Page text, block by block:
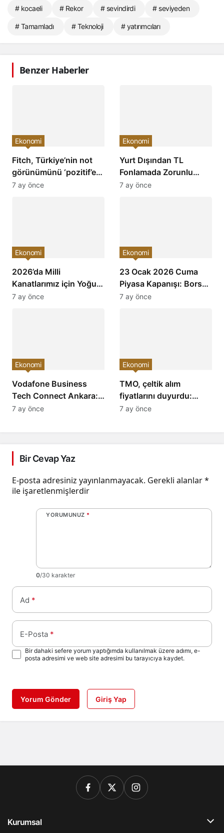
# kocaeli # Rekor # sevindirdi # seviyeden
# Tamamladı # Teknoloji # yatırımcıları
Benzer Haberler
Fitch, Türkiye’nin not
görünümünü ‘pozitif’e
çevirdi ve yatırımcıların
Ekonomi
7 ay önce
Yurt Dışından TL
Fonlamada Zorunlu
Karşılık Oranları
Ekonomi
7 ay önce
2026’da Milli
Kanatlarımız için Yoğun
Mesai: Türkiye’nin
Ekonomi
7 ay önce
23 Ocak 2026 Cuma
Piyasa Kapanışı: Borsa,
Dolar, Altın ve Kripto
Ekonomi
7 ay önce
Vodafone Business
Tech Connect Ankara:
Teknoloji Devrimi
Ekonomi
7 ay önce
TMO, çeltik alım
fiyatlarını duyurdu:
Baldo, cammeo ve
Ekonomi
7 ay önce
Bir Cevap Yaz
E-posta adresiniz yayınlanmayacak. Gerekli alanlar*
ile işaretlenmişlerdir
YORUMUNUZ *
0/30 karakter
Ad *
E-Posta *
Bir dahaki sefere yorum yaptığımda kullanılmak üzere adımı, e-
posta adresimi ve web site adresimi bu tarayıcıya kaydet.
Yorum Gönder Giriş Yap
Kurumsal